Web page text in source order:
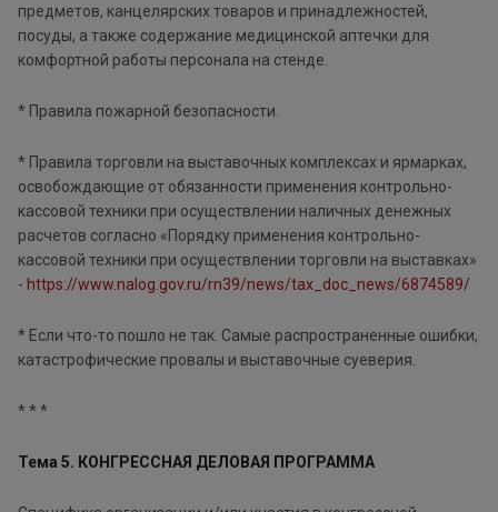
предметов, канцелярских товаров и принадлежностей,
посуды, а также содержание медицинской аптечки для
комфортной работы персонала на стенде.
* Правила пожарной безопасности.
* Правила торговли на выставочных комплексах и ярмарках,
освобождающие от обязанности применения контрольно-
кассовой техники при осуществлении наличных денежных
расчетов согласно «Порядку применения контрольно-
кассовой техники при осуществлении торговли на выставках»
- https://www.nalog.gov.ru/rn39/news/tax_doc_news/6874589/
* Если что-то пошло не так. Самые распространенные ошибки,
катастрофические провалы и выставочные суеверия.
* * *
Тема 5. КОНГРЕССНАЯ ДЕЛОВАЯ ПРОГРАММА